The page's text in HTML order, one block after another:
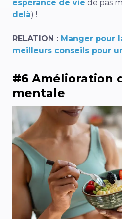
espérance de vie de pas
delà) !
RELATION : Manger pour
meilleurs conseils pour
#6 Amélioration
mentale